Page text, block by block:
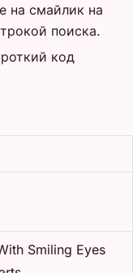
на смайлик на
поиска.
код
Smiling Eyes